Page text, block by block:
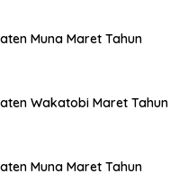
Muna Maret Tahun
Wakatobi Maret Tahun
Muna Maret Tahun